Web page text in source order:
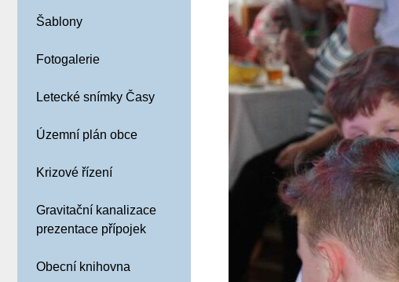
Šablony
Fotogalerie
Letecké snímky Časy
Územní plán obce
Krizové řízení
Gravitační kanalizace
prezentace přípojek
Obecní knihovna